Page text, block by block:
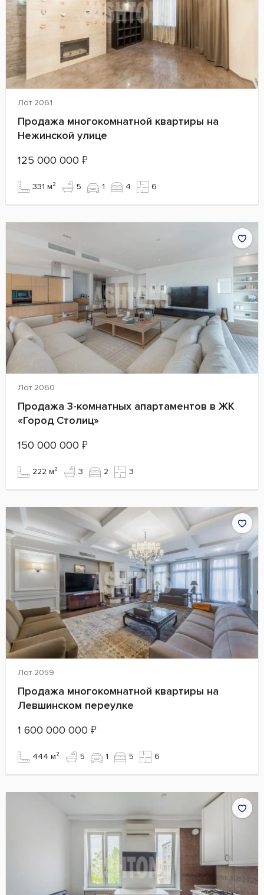
Лот 2061
Продажа многокомнатной квартиры на
Нежинской улице
125 000 000 ₽
331 м² 5 1 4 6
Лот 2060
Продажа 3-комнатных апартаментов в ЖК
«Город Столиц»
150 000 000 ₽
222 м² 3 2 3
Лот 2059
Продажа многокомнатной квартиры на
Левшинском переулке
1 600 000 000 ₽
444 м² 5 1 5 6